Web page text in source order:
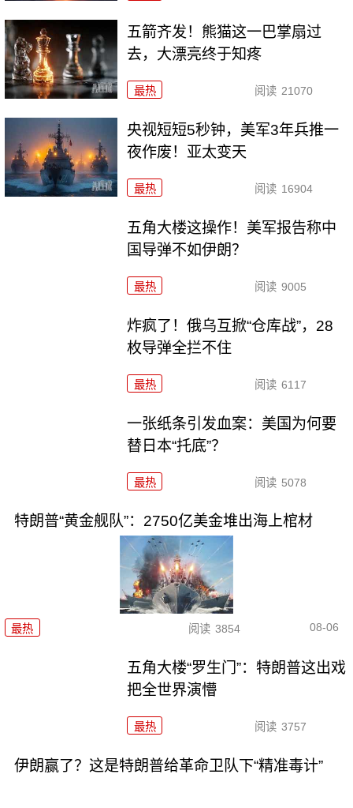
五箭齐发！熊猫这一巴掌扇过
去，大漂亮终于知疼
最热 阅读 21070
央视短短5秒钟，美军3年兵推一
夜作废！亚太变天
最热 阅读 16904
五角大楼这操作！美军报告称中
国导弹不如伊朗？
最热 阅读 9005
炸疯了！俄乌互掀“仓库战”，28
枚导弹全拦不住
最热 阅读 6117
一张纸条引发血案：美国为何要
替日本“托底”？
最热 阅读 5078
特朗普“黄金舰队”：2750亿美金堆出海上棺材
最热 阅读 3854 08-06
五角大楼“罗生门”：特朗普这出戏
把全世界演懵
最热 阅读 3757
伊朗赢了？这是特朗普给革命卫队下“精准毒计”